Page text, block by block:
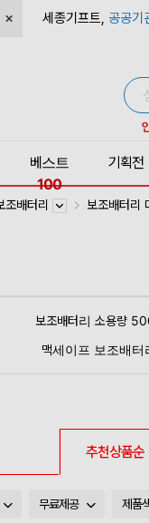
× 세종기프트, 공공기
베스트
100
기획전
조배터리 보조배터
보조배터리 소용량
맥세이프 보조배터
추천상품순
무료제공 제품